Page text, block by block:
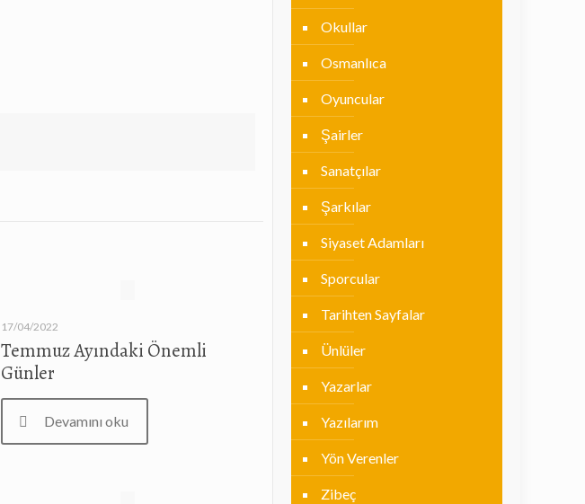
17/04/2022
Temmuz Ayındaki Önemli
Günler
Devamını oku
Okullar
Osmanlıca
Oyuncular
Şairler
Sanatçılar
Şarkılar
Siyaset Adamları
Sporcular
Tarihten Sayfalar
Ünlüler
Yazarlar
Yazılarım
Yön Verenler
Zibeç